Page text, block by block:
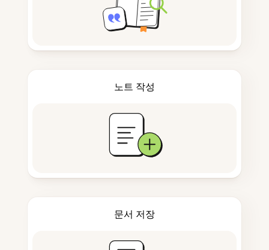
노트 작성
문서 저장